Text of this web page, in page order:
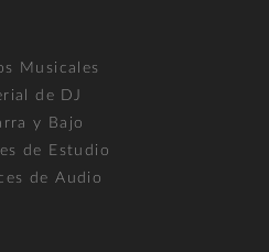
Musicales
de DJ
y Bajo
de Estudio
de Audio